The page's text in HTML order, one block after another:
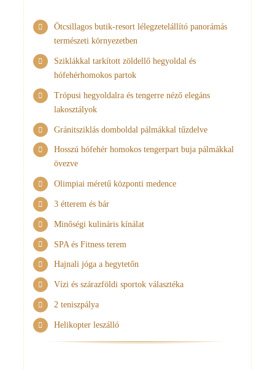
Ötcsillagos butik-resort lélegzetelállító panorámás
természeti környezetben
Sziklákkal tarkított zöldellő hegyoldal és
hófehérhomokos partok
Trópusi hegyoldalra és tengerre néző elegáns
lakosztályok
Gránitsziklás domboldal pálmákkal tűzdelve
Hosszú hófehér homokos tengerpart buja pálmákkal
övezve
Olimpiai méretű központi medence
3 étterem és bár
Minőségi kulináris kínálat
SPA és Fitness terem
Hajnali jóga a hegytetőn
Vízi és szárazföldi sportok választéka
2 teniszpálya
Helikopter leszálló